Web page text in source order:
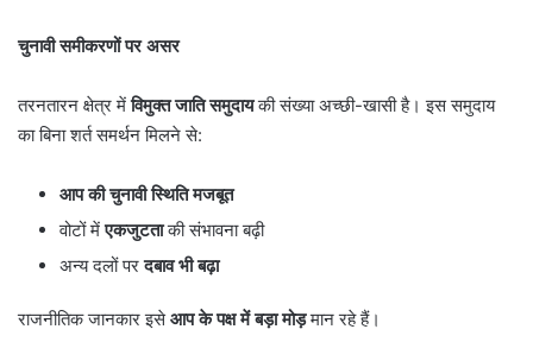
चुनावी समीकरणों पर असर
तरनतारन क्षेत्र मेंविमुक्त जाति समुदायकी संख्या अच्छी-खासी है। इस समुदाय
का बिना शर्त समर्थन मिलने से:
आप की चुनावी स्थिति मजबूत
वोटों मेंएकजुटताकी संभावना बढ़ी
अन्य दलों परदबाव भी बढ़ा
राजनीतिक जानकार इसेआप के पक्ष में बड़ा मोड़मान रहे हैं।